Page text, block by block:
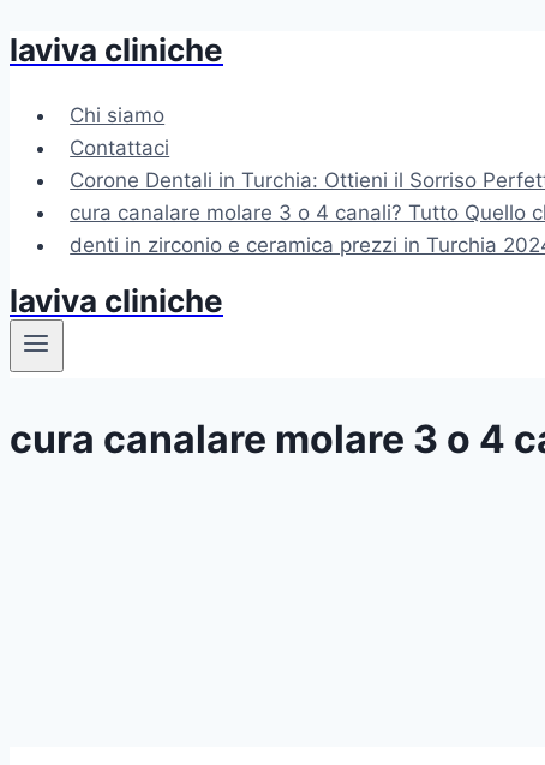
Salta
contenuto
laviva cliniche
Chi siamo
Contattaci
Corone Dentali in Turchia: Ottieni il Sorriso
cura canalare molare 3 o 4 canali? Tutto Quello
denti in zirconio e ceramica prezzi in Turchia
laviva cliniche
cura canalare molare 3 o 4